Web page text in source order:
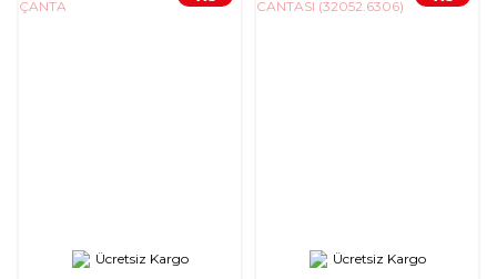
Ücretsiz Kargo Ücretsiz Kargo